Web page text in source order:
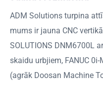
ADM Solutions turpina
mums ir jauna CNC
SOLUTIONS DNM6700L
skaidu urbjiem, FANUC
(agrāk Doosan Machine